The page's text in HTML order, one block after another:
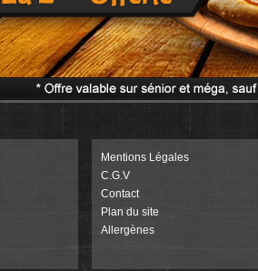
Mentions Légales
C.G.V
Contact
Plan du site
Allergènes